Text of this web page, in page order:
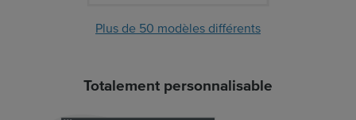
Plus de 50 modèles différents
Totalement personnalisable